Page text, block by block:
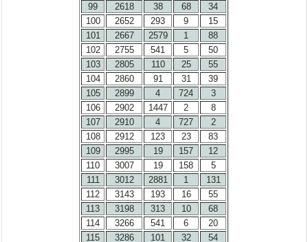
99
2618 38 68
34
100
2652 293 9
15
101
2667 2579 1
88
102
2755 541 5
50
103
2805 110 25
55
104
2860 91 31
39
105
2899 4 724
3
106
2902 1447 2
8
107
2910 4 727
2
108
2912 123 23
83
109
2995 19 157
12
110
3007 19 158
5
111
3012 2881 1
131
112
3143 193 16
55
113
3198 313 10
68
114
3266 541 6
20
115
3286 101 32
54